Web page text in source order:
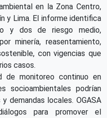
en la Zona Centro,
y Lima. El informe identifica
y dos de riesgo medio,
minería, reasentamiento,
con vigencias que
casos.
de monitoreo continuo en
socioambientales podrían
demandas locales. OGASA
para promover el